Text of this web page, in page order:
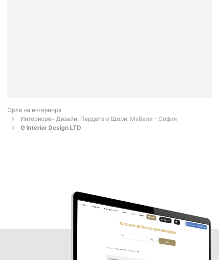
Орли на интериора
Интериорен Дизайн, Пердета и Щори, Мебели - София
G Interior Design LTD